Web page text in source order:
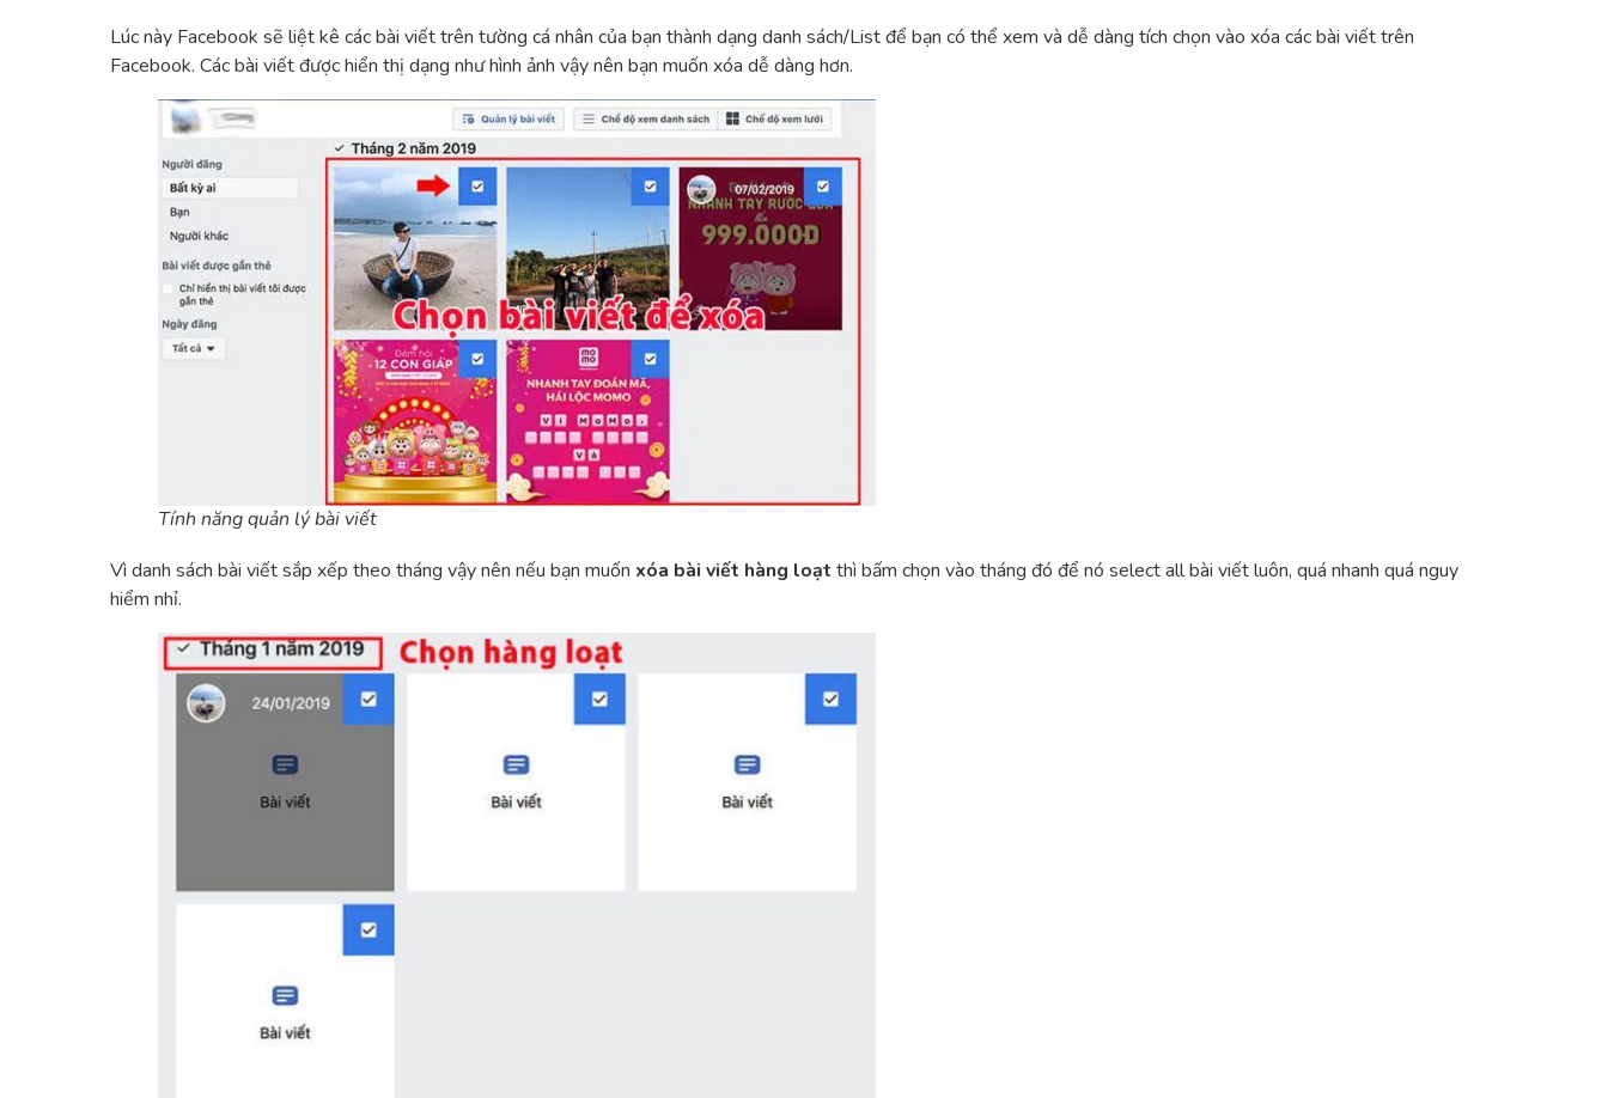
Lúc này Facebook sẽ liệt kê các bài viết trên tường cá nhân của bạn thành dạng danh sách/List để bạn có thể xem và dễ dàng tích chọn vào xóa các bài viết trên
Facebook. Các bài viết được hiển thị dạng như hình ảnh vậy nên bạn muốn xóa dễ dàng hơn.
Tính năng quản lý bài viết
Vì danh sách bài viết sắp xếp theo tháng vậy nên nếu bạn muốn xóa bài viết hàng loạt thì bấm chọn vào tháng đó để nó select all bài viết luôn, quá nhanh quá nguy
hiểm nhỉ.